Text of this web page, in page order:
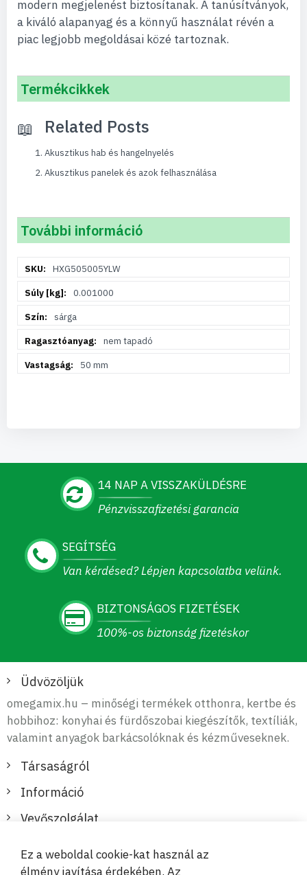
modern megjelenést biztosítanak. A tanúsítványok,
a kiváló alapanyag és a könnyű használat révén a
piac legjobb megoldásai közé tartoznak.
Termékcikkek
Related Posts
Akusztikus hab és hangelnyelés
Akusztikus panelek és azok felhasználása
További információ
információHXG505005YLW
0.001000
sárga
nem tapadó
50 mm
14 NAP A VISSZAKÜLDÉSRE
Pénzvisszafizetési garancia
SEGÍTSÉG
Van kérdésed? Lépjen kapcsolatba velünk.
BIZTONSÁGOS FIZETÉSEK
100%-os biztonság fizetéskor
Üdvözöljük
omegamix.hu – minőségi termékek otthonra, kertbe és
hobbihoz: konyhai és fürdőszobai kiegészítők, textíliák,
valamint anyagok barkácsolóknak és kézműveseknek.
Társaságról
Információ
Vevőszolgálat
Biztonságos és kényelmes fizetések
Ez a weboldal cookie-kat használ az
élmény javítása érdekében. Az